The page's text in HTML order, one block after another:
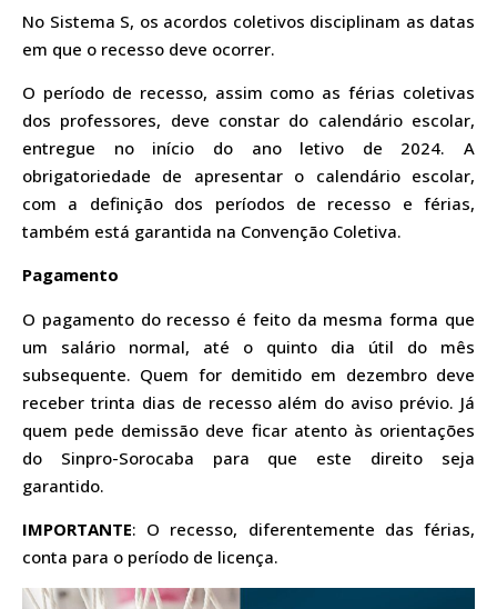
No Sistema S, os acordos coletivos disciplinam as datas
em que o recesso deve ocorrer.
O período de recesso, assim como as férias coletivas
dos professores, deve constar do calendário escolar,
entregue no início do ano letivo de 2024. A
obrigatoriedade de apresentar o calendário escolar,
com a definição dos períodos de recesso e férias,
também está garantida na Convenção Coletiva.
Pagamento
O pagamento do recesso é feito da mesma forma que
um salário normal, até o quinto dia útil do mês
subsequente. Quem for demitido em dezembro deve
receber trinta dias de recesso além do aviso prévio. Já
quem pede demissão deve ficar atento às orientações
do Sinpro-Sorocaba para que este direito seja
garantido.
IMPORTANTE: O recesso, diferentemente das férias,
conta para o período de licença.